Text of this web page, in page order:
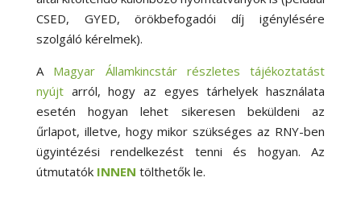
CSED, GYED, örökbefogadói díj igénylésére
szolgáló kérelmek).
A Magyar Államkincstár részletes tájékoztatást
nyújtarról, hogy az egyes tárhelyek használata
esetén hogyan lehet sikeresen beküldeni az
űrlapot, illetve, hogy mikor szükséges az RNY-ben
ügyintézési rendelkezést tenni és hogyan. Az
útmutatók INNEN tölthetők le.